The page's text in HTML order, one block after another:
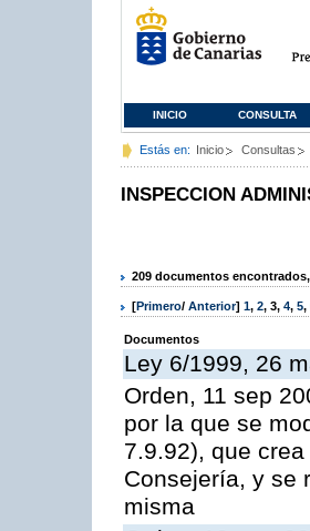
INICIO CONSULTA
Estás en: Inicio Consultas
INSPECCION
209 documentos
[Primero/ Anterior] 1, 2, 3, 4, 5,
Documentos
Ley 6/1999, 26
Orden, 11 sep
por la que se
7.9.92), que
Consejería, y se
misma